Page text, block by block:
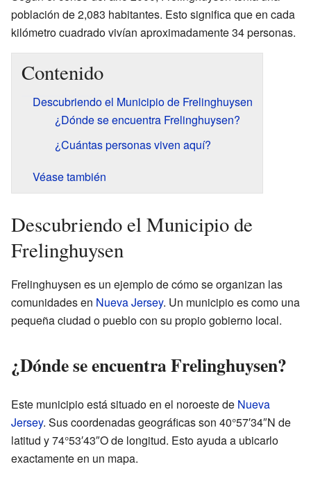
población de 2,083 habitantes. Esto significa que en cada
kilómetro cuadrado vivían aproximadamente 34 personas.
Contenido
Descubriendo el Municipio de Frelinghuysen
¿Dónde se encuentra Frelinghuysen?
¿Cuántas personas viven aquí?
Véase también
Descubriendo el Municipio de
Frelinghuysen
Frelinghuysen es un ejemplo de cómo se organizan las
comunidades en Nueva Jersey. Un municipio es como una
pequeña ciudad o pueblo con su propio gobierno local.
¿Dónde se encuentra Frelinghuysen?
Este municipio está situado en el noroeste de Nueva
Jersey. Sus coordenadas geográficas son 40°57′34″N de
latitud y 74°53′43″O de longitud. Esto ayuda a ubicarlo
exactamente en un mapa.